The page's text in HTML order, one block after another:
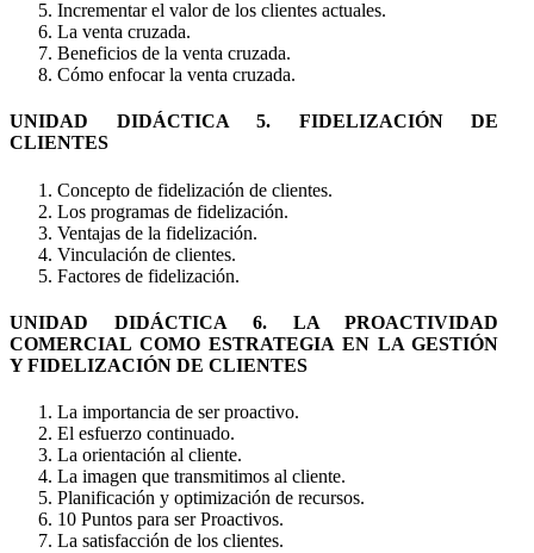
Incrementar el valor de los clientes actuales.
La venta cruzada.
Beneficios de la venta cruzada.
Cómo enfocar la venta cruzada.
UNIDAD DIDÁCTICA 5. FIDELIZACIÓN DE
CLIENTES
Concepto de fidelización de clientes.
Los programas de fidelización.
Ventajas de la fidelización.
Vinculación de clientes.
Factores de fidelización.
UNIDAD DIDÁCTICA 6. LA PROACTIVIDAD
COMERCIAL COMO ESTRATEGIA EN LA GESTIÓN
Y FIDELIZACIÓN DE CLIENTES
La importancia de ser proactivo.
El esfuerzo continuado.
La orientación al cliente.
La imagen que transmitimos al cliente.
Planificación y optimización de recursos.
10 Puntos para ser Proactivos.
La satisfacción de los clientes.